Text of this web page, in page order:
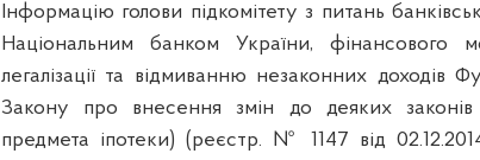
Інформацію голови підкомітету з питань
Національним банком України,фінансового
легалізаціїта відмиванню незаконних доходів
Закону про внесення змін до деяких законів
предмета іпотеки) (реєстр. № 1147 від